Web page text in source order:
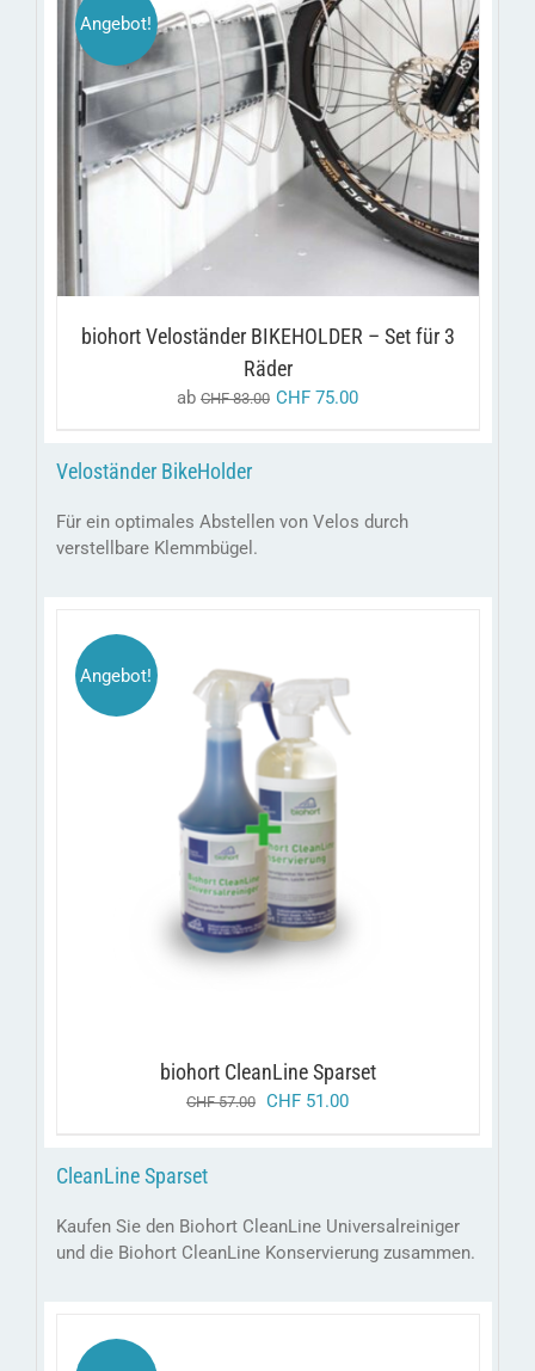
Angebot!
AUSFÜHRUNG WÄHLEN
DIESES
PRODUKT
WEIST
MEHRERE
VARIANTEN
AUF.
DIE
KÖNNEN
DER
GEWÄHLT
WERDEN
DETAILS
biohort Veloständer BIKEHOLDER – Set für 3
Räder
ab CHF83.00 CHF 75.00
Veloständer BikeHolder
Für ein optimales Abstellen von Velos durch
verstellbare Klemmbügel.
Angebot!
IN DEN WARENKORB /
biohort CleanLine Sparset
CHF57.00 ursprünglicher
CHF 51.00aktueller
CleanLine Sparset
Kaufen Sie den Biohort CleanLine Universalreiniger
und die Biohort CleanLine Konservierung zusammen.